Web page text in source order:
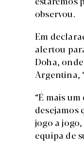
observou.
Em
alertou
Doha,
Argentina,
“É mais
desejamos
jogo a
equipa de